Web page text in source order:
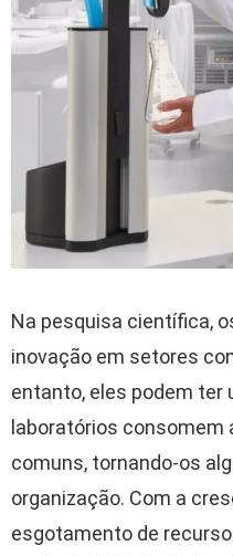
Na pesquisa científica,
inovação em setores
entanto, eles podem ter
laboratórios consomem
comuns, tornando-os
organização. Com a
esgotamento de